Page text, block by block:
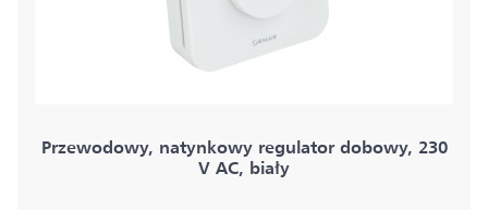
Przewodowy, natynkowy regulator dobowy, 230
V AC, biały